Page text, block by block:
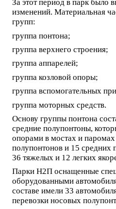
За этот период в парк было
изменений. Материальная
групп:
группа понтона;
группа верхнего строения;
группа аппарелей;
группа козловой опоры;
группа вспомогательных
группа моторных средств.
Основу группы понтона
средние полупонтоны,
опорами в мостах и
полупонтонов и 15 средних
36 тяжелых и 12 легких
Парки Н2П оснащенные
оборудованными
составе имели 33
перевозки носовых